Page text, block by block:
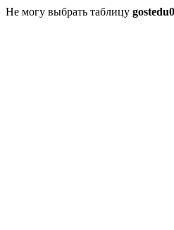
Не могу выбрать таблицу